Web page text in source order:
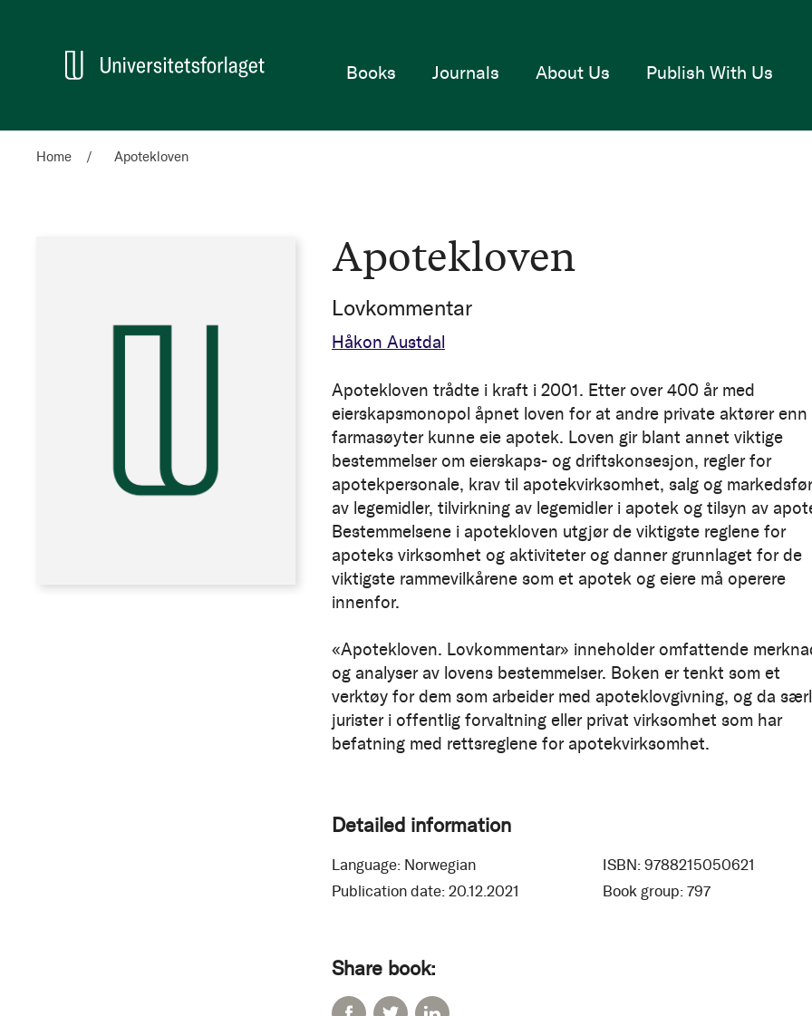
Home
Books Journals About Us Publish With Us
Home Apotekloven
Apotekloven
Lovkommentar
Håkon Austdal
Apotekloven trådte i kraft i 2001. Etter over 400 år med
eierskapsmonopol åpnet loven for at andre private aktører enn
farmasøyter kunne eie apotek. Loven gir blant annet viktige
bestemmelser om eierskaps- og driftskonsesjon, regler for
apotekpersonale, krav til apotekvirksomhet, salg og
av legemidler, tilvirkning av legemidler i apotek og tilsyn av
Bestemmelsene i apotekloven utgjør de viktigste reglene for
apoteks virksomhet og aktiviteter og danner grunnlaget for de
viktigste rammevilkårene som et apotek og eiere må operere
innenfor.
«Apotekloven. Lovkommentar» inneholder omfattende
og analyser av lovens bestemmelser. Boken er tenkt som et
verktøy for dem som arbeider med apoteklovgivning, og da
jurister i offentlig forvaltning eller privat virksomhet som har
befatning med rettsreglene for apotekvirksomhet.
Detailed information
Language: Norwegian ISBN: 9788215050621
Publication date: 20.12.2021 Book group: 797
Share book: